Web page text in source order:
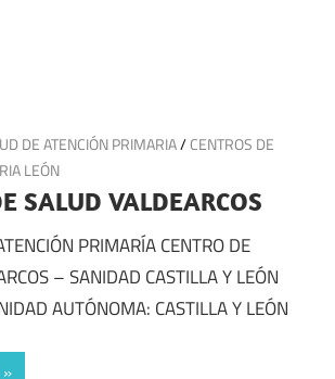
DE ATENCIÓN PRIMARIA/CENTROS DE
LEÓN
SALUD VALDEARCOS
PRIMARÍA CENTRO DE
– SANIDAD CASTILLA Y LEÓN
AUTÓNOMA: CASTILLA Y LEÓN